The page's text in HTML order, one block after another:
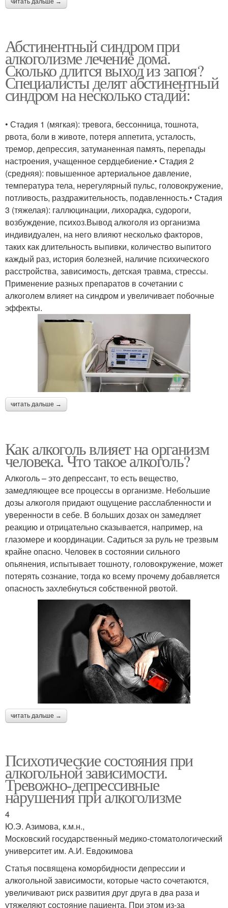
Абстинентный синдром при
алкоголизме лечение дома.
Сколько длится выход из запоя?
Специалисты делят абстинентный
синдром на несколько стадий:
• Стадия 1 (мягкая): тревога, бессонница, тошнота,
рвота, боли в животе, потеря аппетита, усталость,
тремор, депрессия, затуманенная память, перепады
настроения, учащенное сердцебиение.• Стадия 2
(средняя): повышенное артериальное давление,
температура тела, нерегулярный пульс, головокружение,
потливость, раздражительность, подавленность.• Стадия
3 (тяжелая): галлюцинации, лихорадка, судороги,
возбуждение, психоз.Вывод алкоголя из организма
индивидуален, на него влияют несколько факторов,
таких как длительность выпивки, количество выпитого
каждый раз, история болезней, наличие психического
расстройства, зависимость, детская травма, стрессы.
Применение разных препаратов в сочетании с
алкоголем влияет на синдром и увеличивает побочные
эффекты.
читать дальше →
Как алкоголь влияет на организм
человека. Что такое алкоголь?
Алкоголь – это депрессант, то есть вещество,
замедляющее все процессы в организме. Небольшие
дозы алкоголя придают ощущение расслабленности и
уверенности в себе. В больших дозах он замедляет
реакцию и отрицательно сказывается, например, на
глазомере и координации. Садиться за руль не трезвым
крайне опасно. Человек в состоянии сильного
опьянения, испытывает тошноту, головокружение, может
потерять сознание, тогда ко всему прочему добавляется
опасность захлебнуться собственной рвотой.
читать дальше →
Психотические состояния при
алкогольной зависимости.
Тревожно-депрессивные
нарушения при алкоголизме
4
Ю.Э. Азимова, к.м.н.,
Московский государственный медико-стоматологический
университет им. А.И. Евдокимова
Статья посвящена коморбидности депрессии и
алкогольной зависимости, которые часто сочетаются,
увеличивают риск развития друг друга в два раза и
утяжеляют состояние пациента. При этом из-за